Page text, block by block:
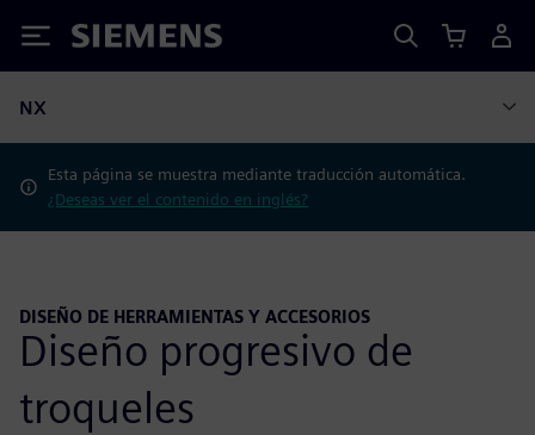
Siemens
NX
Esta página se muestra mediante traducción automática.
¿Deseas ver el contenido en inglés?
DISEÑO DE HERRAMIENTAS Y ACCESORIOS
Diseño progresivo de
troqueles